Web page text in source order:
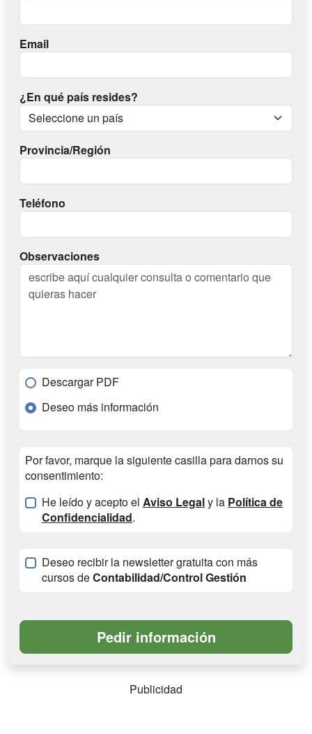
Email
¿En qué país resides?
Provincia/Región
Teléfono
Observaciones
Descargar PDF
Deseo más información
Por favor, marque la siguiente casilla para darnos su
consentimiento:
He leído y acepto el Aviso Legaly la Política de
Confidencialidad.
Deseo recibir la newsletter gratuita con más
cursos deContabilidad/Control Gestión
Publicidad